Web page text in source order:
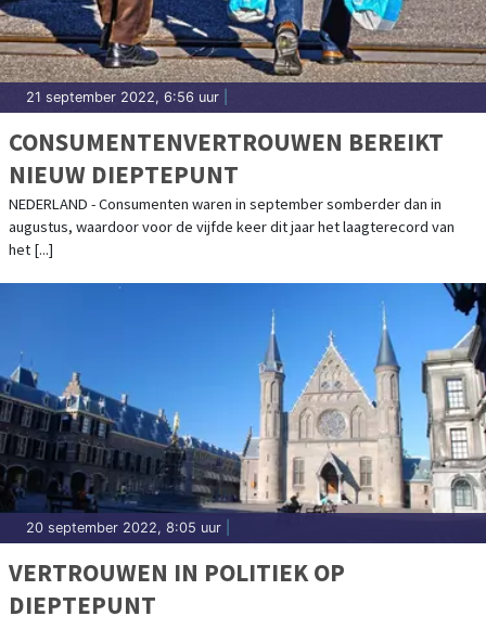
21 september 2022, 6:56 uur
CONSUMENTENVERTROUWEN BEREIKT
NIEUW DIEPTEPUNT
NEDERLAND - Consumenten waren in september somberder dan in
augustus, waardoor voor de vijfde keer dit jaar het laagterecord van
het [...]
20 september 2022, 8:05 uur
VERTROUWEN IN POLITIEK OP
DIEPTEPUNT